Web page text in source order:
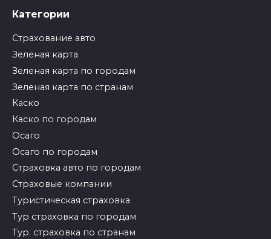
Категории
Страхование авто
Зеленая карта
Зеленая карта по городам
Зеленая карта по странам
Каско
Каско по городам
Осаго
Осаго по городам
Страховка авто по городам
Страховые компании
Туристическая страховка
Тур страховка по городам
Тур. страховка по странам